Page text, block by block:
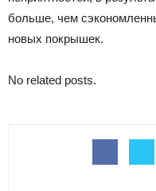
больше, чем
новых покрышек.
No related posts.